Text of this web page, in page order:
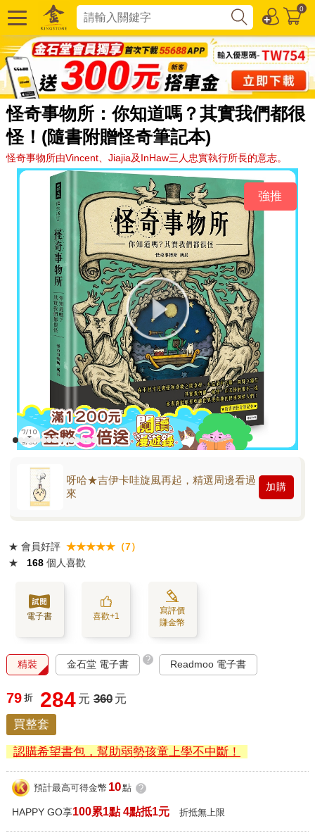
0
怪奇事物所：你知道嗎？其實我們都很
怪！(隨書附贈怪奇筆記本)
怪奇事物所由Vincent、Jiajia及InHaw三人忠實執行所長的意志。
強推
呀哈★吉伊卡哇旋風再起，精選周邊看過
來
加購
★ 會員好評 ★★★★★（7）
★
168 個人喜歡
電子書 喜歡+1
寫評價
賺金幣
精裝 金石堂 電子書 ? Readmoo 電子書
79 折 284 元 360 元
買整套
認購希望書包，幫助弱勢孩童上學不中斷！
預計最高可得金幣 10點 ?
HAPPY GO享100累1點 4點抵1元 折抵無上限